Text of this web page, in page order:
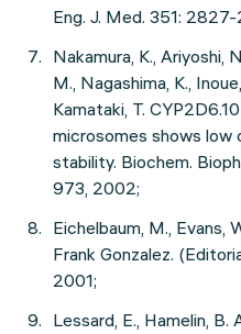
Eng. J. Med. 351:
Nakamura, K., Ariyoshi,
M., Nagashima, K.,
Kamataki, T.
microsomes shows
stability. Biochem.
973, 2002;
Eichelbaum, M., Evans,
Frank Gonzalez.
2001;
Lessard, E., Hamelin, B.